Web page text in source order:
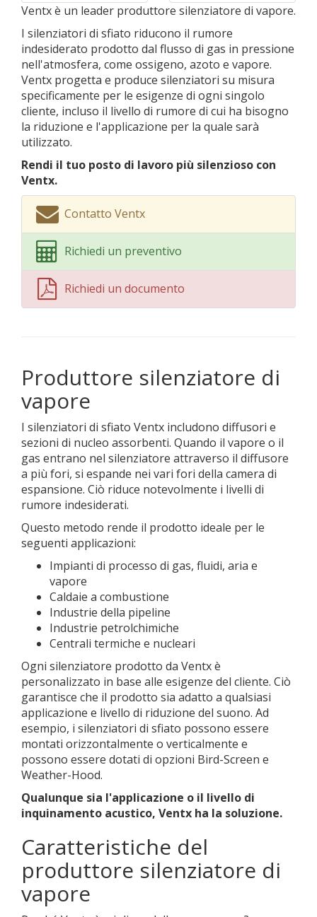
Ventx è un leader produttore silenziatore di vapore.
I silenziatori di sfiato riducono il rumore
indesiderato prodotto dal flusso di gas in pressione
nell'atmosfera, come ossigeno, azoto e vapore.
Ventx progetta e produce silenziatori su misura
specificamente per le esigenze di ogni singolo
cliente, incluso il livello di rumore di cui ha bisogno
la riduzione e l'applicazione per la quale sarà
utilizzato.
Rendi il tuo posto di lavoro più silenzioso con
Ventx.
Contatto Ventx
Richiedi un preventivo
Richiedi un documento
Produttore silenziatore di
vapore
I silenziatori di sfiato Ventx includono diffusori e
sezioni di nucleo assorbenti. Quando il vapore o il
gas entrano nel silenziatore attraverso il diffusore
a più fori, si espande nei vari fori della camera di
espansione. Ciò riduce notevolmente i livelli di
rumore indesiderati.
Questo metodo rende il prodotto ideale per le
seguenti applicazioni:
Impianti di processo di gas, fluidi, aria e
vapore
Caldaie a combustione
Industrie della pipeline
Industrie petrolchimiche
Centrali termiche e nucleari
Ogni silenziatore prodotto da Ventx è
personalizzato in base alle esigenze del cliente. Ciò
garantisce che il prodotto sia adatto a qualsiasi
applicazione e livello di riduzione del suono. Ad
esempio, i silenziatori di sfiato possono essere
montati orizzontalmente o verticalmente e
possono essere dotati di opzioni Bird-Screen e
Weather-Hood.
Qualunque sia l'applicazione o il livello di
inquinamento acustico, Ventx ha la soluzione.
Caratteristiche del
produttore silenziatore di
vapore